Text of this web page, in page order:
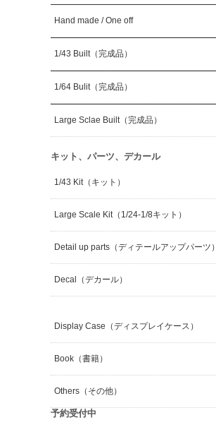
Hand made / One off
1/43 Built（完成品）
1/64 Bulit（完成品）
Large Sclae Built（完成品）
キット、パーツ、デカール
1/43 Kit（キット）
Large Scale Kit（1/24-1/8キット）
Detail up parts（ディテールアップパーツ）
Decal（デカール）
Display Case（ディスプレイケース）
Book（書籍）
Others（その他）
予約受付中